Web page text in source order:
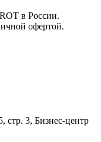
в России.
офертой.
стр. 3, Бизнес-центр